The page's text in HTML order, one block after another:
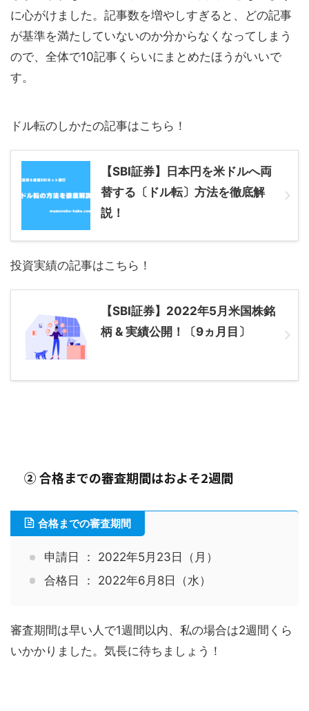
に心がけました。記事数を増やしすぎると、どの記事
が基準を満たしていないのか分からなくなってしまう
ので、全体で10記事くらいにまとめたほうがいいで
す。
ドル転のしかたの記事はこちら！
【SBI証券】日本円を米ドルへ両
替する〔ドル転〕方法を徹底解
説！
投資実績の記事はこちら！
【SBI証券】2022年5月米国株銘
柄 & 実績公開！〔9ヵ月目〕
② 合格までの審査期間はおよそ2週間
合格までの審査期間
申請日 ： 2022年5月23日（月）
合格日 ： 2022年6月8日（水）
審査期間は早い人で1週間以内、私の場合は2週間くら
いかかりました。気長に待ちましょう！